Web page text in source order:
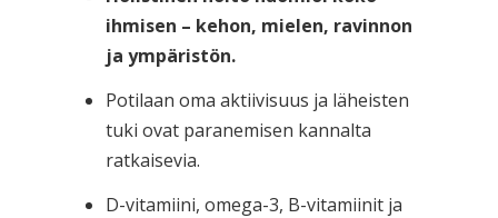
ihmisen – kehon, mielen, ravinnon
ja ympäristön.
Potilaan oma aktiivisuus ja läheisten
tuki ovat paranemisen kannalta
ratkaisevia.
D-vitamiini, omega-3, B-vitamiinit ja